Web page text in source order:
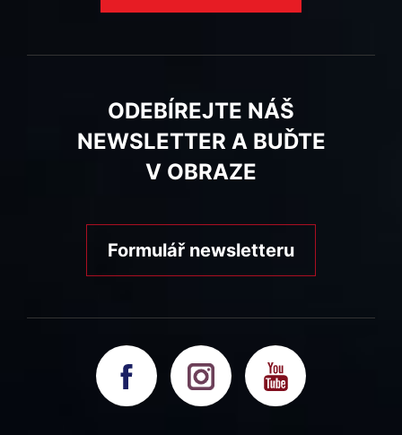
ODEBÍREJTE NÁŠ
NEWSLETTER A BUĎTE
V OBRAZE
Formulář newsletteru